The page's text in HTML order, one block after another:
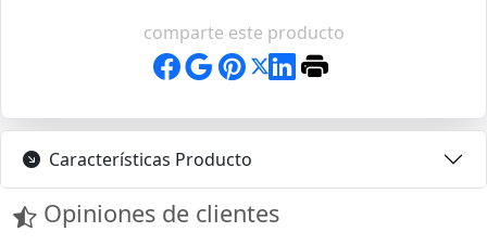
comparte este producto
Características Producto
Opiniones de clientes